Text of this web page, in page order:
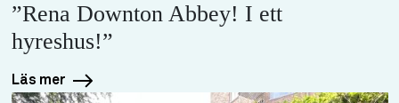
”Rena Downton Abbey! I ett
hyreshus!”
Läs mer